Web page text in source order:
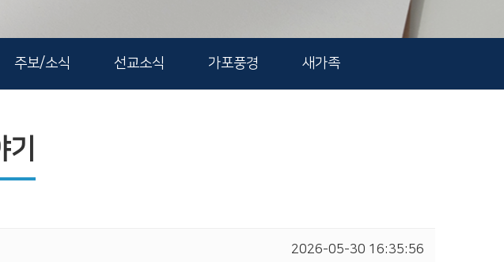
주보/소식 선교소식 가포풍경 새가족
2026-05-30 16:35:56